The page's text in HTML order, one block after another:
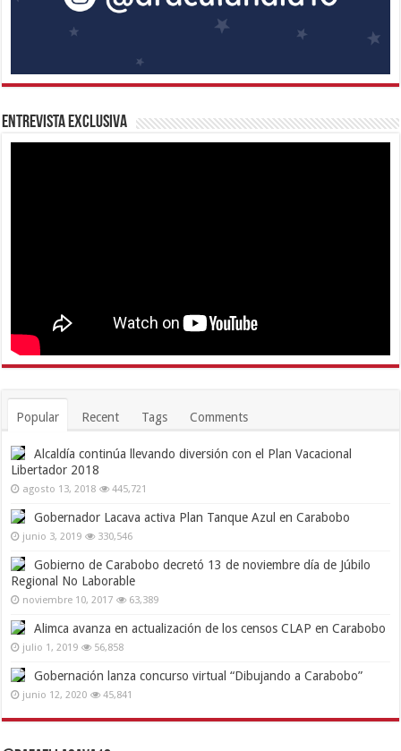
Entrevista Exclusiva
Popular Recent Tags Comments
Alcaldía continúa llevando diversión con el Plan Vacacional
Libertador 2018
agosto 13, 2018 445,721
Gobernador Lacava activa Plan Tanque Azul en Carabobo
junio 3, 2019 330,546
Gobierno de Carabobo decretó 13 de noviembre día de Júbilo
Regional No Laborable
noviembre 10, 2017 63,389
Alimca avanza en actualización de los censos CLAP en Carabobo
julio 1, 2019 56,858
Gobernación lanza concurso virtual “Dibujando a Carabobo”
junio 12, 2020 45,841